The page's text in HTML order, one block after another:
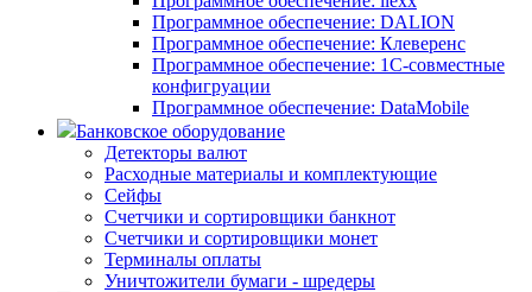
Программное обеспечение: DALION
Программное обеспечение: Клеверенс
Программное обеспечение: 1С-совместные
конфигруации
Программное обеспечение: DataMobile
Банковское оборудование
Детекторы валют
Расходные материалы и комплектующие
Сейфы
Счетчики и сортировщики банкнот
Счетчики и сортировщики монет
Терминалы оплаты
Уничтожители бумаги - шредеры